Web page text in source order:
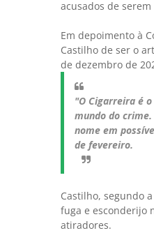
acusados de
Em depoimento à
Castilho de ser o
de dezembro de
"O Cigarreira é
mundo do
nome em
de fevereiro.
Castilho, segundo
fuga e esconderijo
atiradores.